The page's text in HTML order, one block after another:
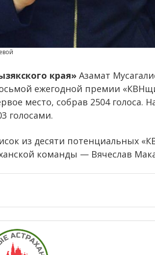
края» Азамат
ежегодной премии
место, собрав 2504
голосами.
из десяти потенциальных
команды — Вячеслав